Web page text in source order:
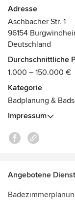
Saunabau, wir
Auszeichnungen:
Europäisches
Duschsysteme
Adresse
Aschbacher Str. 1
96154
Deutschland
Durchschnittliche
1.000 – 150.000 €
Kategorie
Badplanung &
Impressum
Angebotene